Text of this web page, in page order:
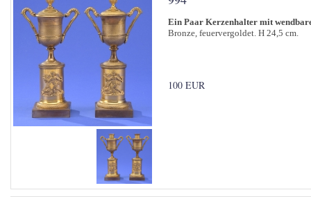
Ein Paar Kerzenhalter mit
Bronze, feuervergoldet. H 24,5 cm.
100 EUR